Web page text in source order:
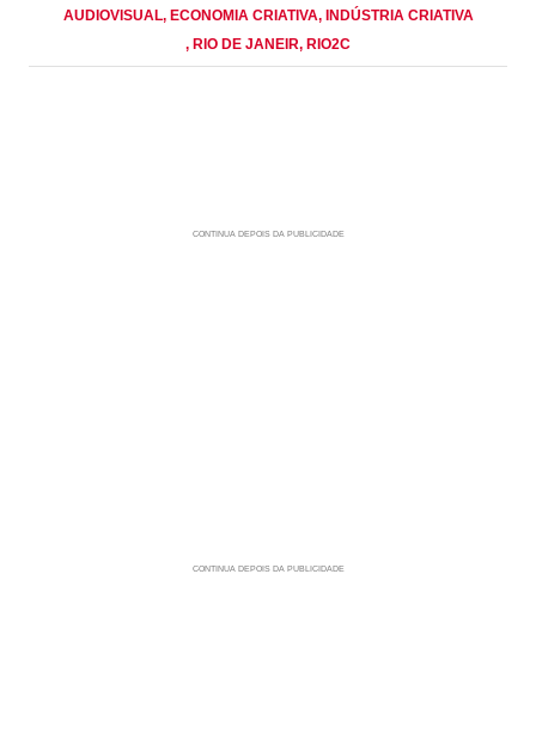
AUDIOVISUAL, ECONOMIA CRIATIVA, INDÚSTRIA CRIATIVA
, RIO DE JANEIR, RIO2C